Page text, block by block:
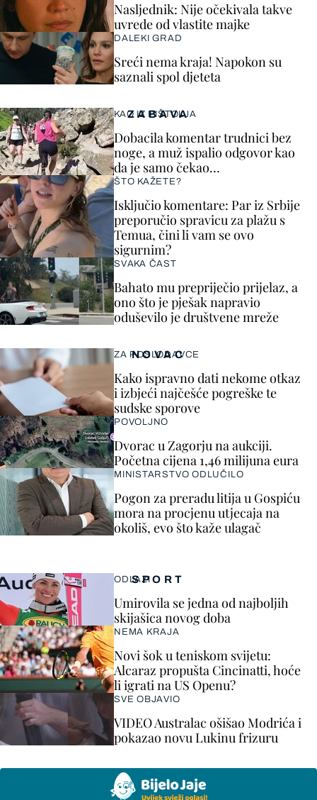
ZABAVA
KAO IZ PIŠTOLJA
Dobacila komentar trudnici bez
noge, a muž ispalio odgovor kao
da je samo čekao…
ŠTO KAŽETE?
Isključio komentare: Par iz Srbije
preporučio spravicu za plažu s
Temua, čini li vam se ovo
sigurnim?
SVAKA ČAST
Bahato mu prepriječio prijelaz, a
ono što je pješak napravio
oduševilo je društvene mreže
SPORT
ODLAZI
Umirovila se jedna od najboljih
skijašica novog doba
NEMA KRAJA
Novi šok u teniskom svijetu:
Alcaraz propušta Cincinatti, hoće
li igrati na US Openu?
SVE OBJAVIO
VIDEO Australac ošišao Modrića i
pokazao novu Lukinu frizuru
Nasljednik: Nije očekivala takve
uvrede od vlastite majke
DALEKI GRAD
Sreći nema kraja! Napokon su
saznali spol djeteta
NOVAC
ZA POSLODAVCE
Kako ispravno dati nekome otkaz
i izbjeći najčešće pogreške te
sudske sporove
POVOLJNO
Dvorac u Zagorju na aukciji.
Početna cijena 1,46 milijuna eura
MINISTARSTVO ODLUČILO
Pogon za preradu litija u Gospiću
mora na procjenu utjecaja na
okoliš, evo što kaže ulagač